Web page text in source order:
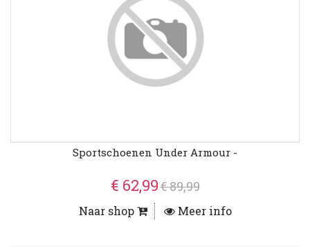
Sportschoenen Under Armour -
€ 62,99€ 89,99
Naar shop Meer info